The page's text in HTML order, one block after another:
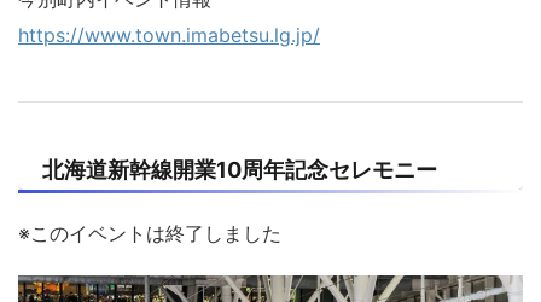
https://www.town.imabetsu.lg.jp/
北海道新幹線開業10周年記念セレモニー
※このイベントは終了しました